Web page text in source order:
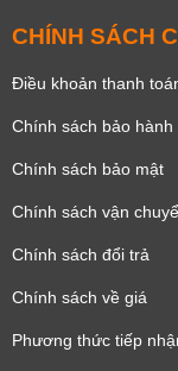
CHÍNH SÁCH
Điều khoản thanh
Chính sách bảo hành
Chính sách bảo mật
Chính sách vận
Chính sách đổi trả
Chính sách về giá
Phương thức tiếp